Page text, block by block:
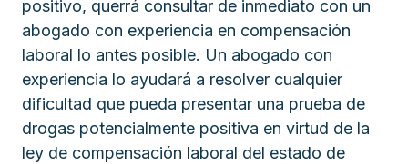
positivo, querrá consultar de inmediato con un
abogado con experiencia en compensación
laboral lo antes posible. Un abogado con
experiencia lo ayudará a resolver cualquier
dificultad que pueda presentar una prueba de
drogas potencialmente positiva en virtud de la
ley de compensación laboral del estado de